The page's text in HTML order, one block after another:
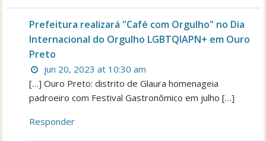
Prefeitura realizará "Café com Orgulho" no Dia
Internacional do Orgulho LGBTQIAPN+ em Ouro
Preto
jun 20, 2023 at 10:30 am
[…] Ouro Preto: distrito de Glaura homenageia
padroeiro com Festival Gastronômico em julho […]
Responder